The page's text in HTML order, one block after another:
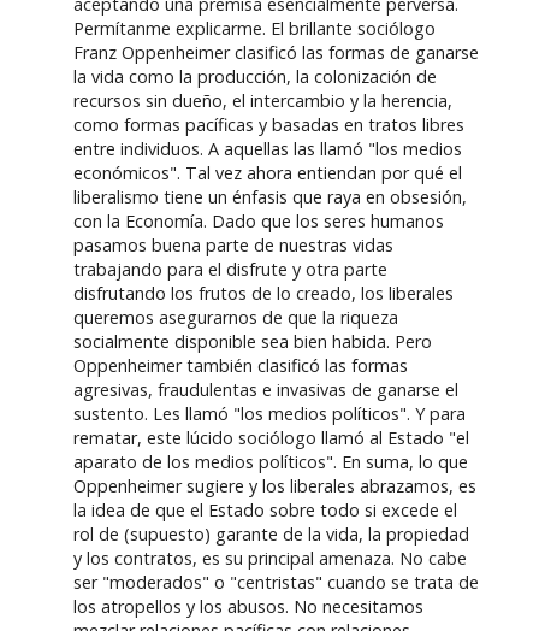
aceptando una premisa esencialmente perversa.
Permítanme explicarme. El brillante sociólogo
Franz Oppenheimer clasificó las formas de ganarse
la vida como la producción, la colonización de
recursos sin dueño, el intercambio y la herencia,
como formas pacíficas y basadas en tratos libres
entre individuos. A aquellas las llamó "los medios
económicos". Tal vez ahora entiendan por qué el
liberalismo tiene un énfasis que raya en obsesión,
con la Economía. Dado que los seres humanos
pasamos buena parte de nuestras vidas
trabajando para el disfrute y otra parte
disfrutando los frutos de lo creado, los liberales
queremos asegurarnos de que la riqueza
socialmente disponible sea bien habida. Pero
Oppenheimer también clasificó las formas
agresivas, fraudulentas e invasivas de ganarse el
sustento. Les llamó "los medios políticos". Y para
rematar, este lúcido sociólogo llamó al Estado "el
aparato de los medios políticos". En suma, lo que
Oppenheimer sugiere y los liberales abrazamos, es
la idea de que el Estado sobre todo si excede el
rol de (supuesto) garante de la vida, la propiedad
y los contratos, es su principal amenaza. No cabe
ser "moderados" o "centristas" cuando se trata de
los atropellos y los abusos. No necesitamos